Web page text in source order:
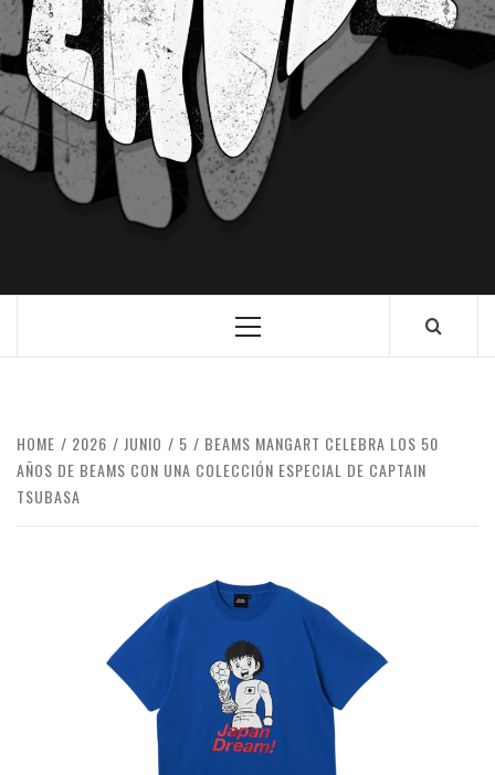
HOME 2026 JUNIO 5
BEAMS MANGART CELEBRA LOS 50
AÑOS DE BEAMS CON UNA COLECCIÓN ESPECIAL DE CAPTAIN
TSUBASA